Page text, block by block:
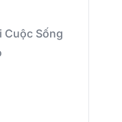
Cuộc Sống